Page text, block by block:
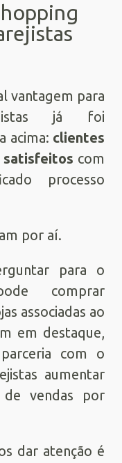
vantagem para
já foi
acima: clientes
com
processo
por aí.
para o
comprar
associadas ao
em destaque,
com o
aumentar
de vendas por
dar atenção é